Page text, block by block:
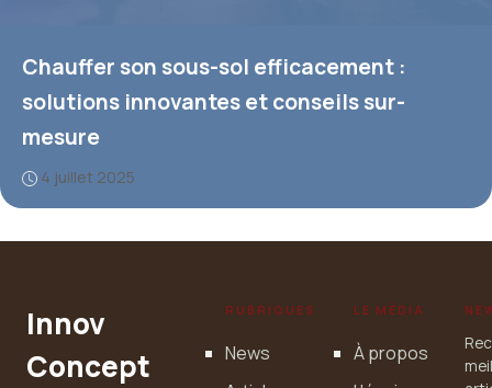
Chauffer son sous-sol efficacement :
solutions innovantes et conseils sur-
mesure
4 juillet 2025
Innov
Concept
RUBRIQUES
News
LE MÉDIA
À propos